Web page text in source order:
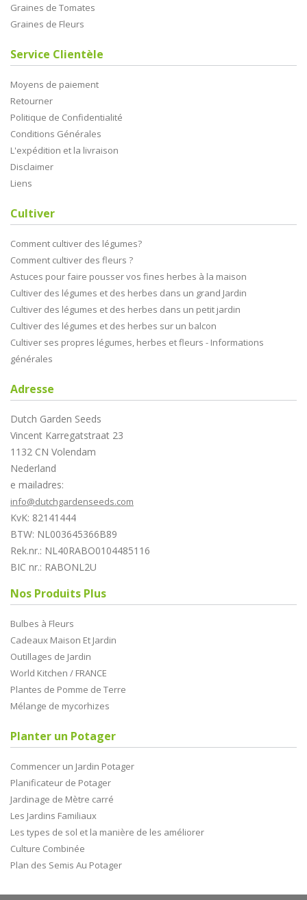
Graines de Tomates
Graines de Fleurs
Service Clientèle
Moyens de paiement
Retourner
Politique de Confidentialité
Conditions Générales
L'expédition et la livraison
Disclaimer
Liens
Cultiver
Comment cultiver des légumes?
Comment cultiver des fleurs ?
Astuces pour faire pousser vos fines herbes à la maison
Cultiver des légumes et des herbes dans un grand Jardin
Cultiver des légumes et des herbes dans un petit jardin
Cultiver des légumes et des herbes sur un balcon
Cultiver ses propres légumes, herbes et fleurs - Informations
générales
Adresse
Dutch Garden Seeds
Vincent Karregatstraat 23
1132 CN Volendam
Nederland
e mailadres:
info@dutchgardenseeds.com
KvK: 82141444
BTW: NL003645366B89
Rek.nr.: NL40RABO0104485116
BIC nr.: RABONL2U
Nos Produits Plus
Bulbes à Fleurs
Cadeaux Maison Et Jardin
Outillages de Jardin
World Kitchen / FRANCE
Plantes de Pomme de Terre
Mélange de mycorhizes
Planter un Potager
Commencer un Jardin Potager
Planificateur de Potager
Jardinage de Mètre carré
Les Jardins Familiaux
Les types de sol et la manière de les améliorer
Culture Combinée
Plan des Semis Au Potager